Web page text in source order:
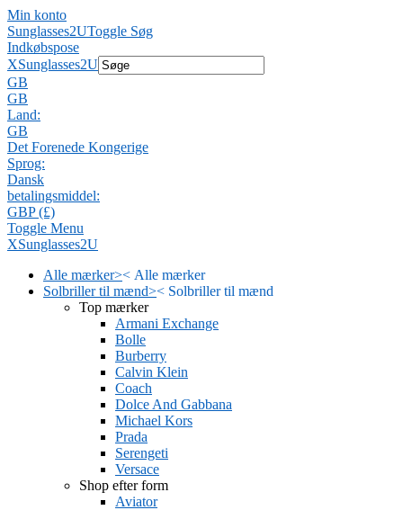
Min konto
Sunglasses2UToggle Søg
Indkøbspose
XSunglasses2U
GB
GB
Land:
GB
Det Forenede Kongerige
Sprog:
Dansk
betalingsmiddel:
GBP (£)
Toggle Menu
XSunglasses2U
Alle mærker>< Alle mærker
Solbriller til mænd>< Solbriller til mænd
Top mærker
Armani Exchange
Bolle
Burberry
Calvin Klein
Coach
Dolce And Gabbana
Michael Kors
Prada
Serengeti
Versace
Shop efter form
Aviator